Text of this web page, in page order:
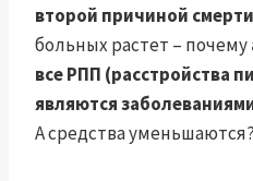
второй причиной
больных растет – почему
все РПП (расстройства
являются
А средства уменьшаются?